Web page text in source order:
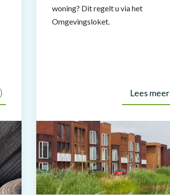
woning? Dit regelt u via het
Omgevingsloket.
Lees meer